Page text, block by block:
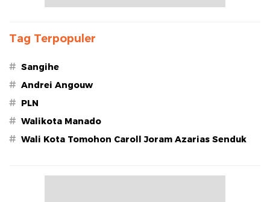
Tag Terpopuler
# Sangihe
# Andrei Angouw
# PLN
# Walikota Manado
# Wali Kota Tomohon Caroll Joram Azarias Senduk